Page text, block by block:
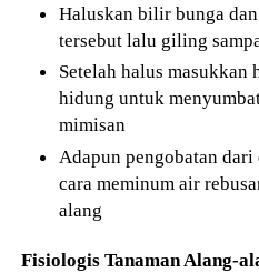
Haluskan bilir bunga
tersebut lalu giling
Setelah halus
hidung untuk
mimisan
Adapun pengobatan
cara meminum air
alang
Fisiologis Tanaman Alang-